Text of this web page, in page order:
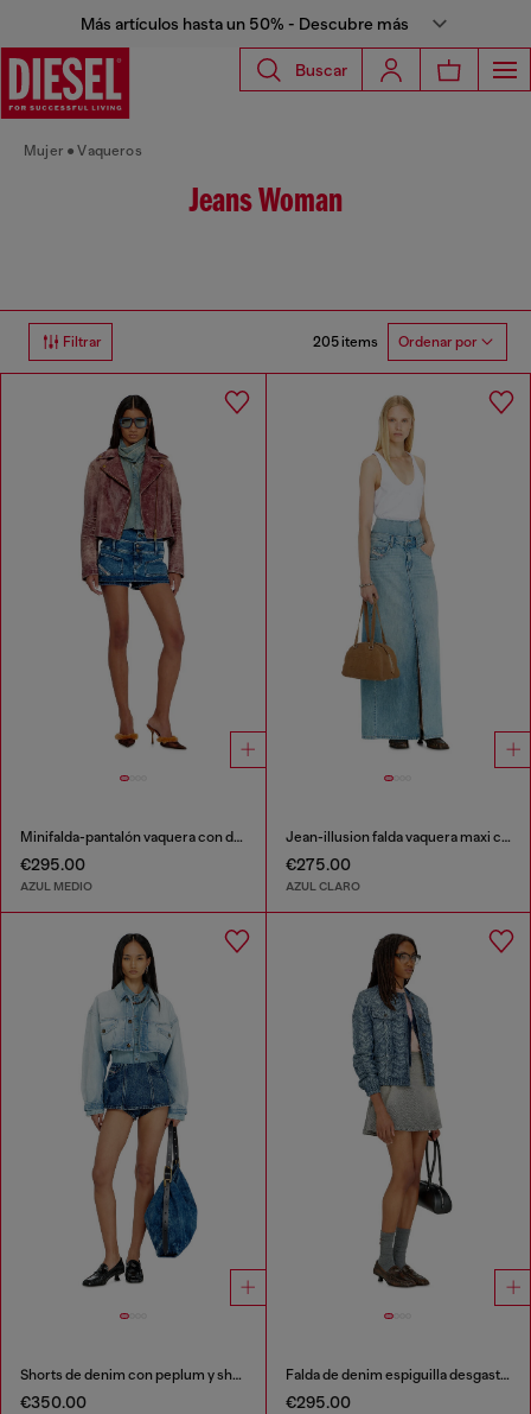
Más artículos hasta un 50% - Descubre más
Buscar
Mujer Vaqueros
Jeans Woman
Filtrar 205 items Ordenar por
Minifalda-pantalón vaquera con doble cintura
€295.00
AZUL MEDIO
Jean-illusion falda vaquera maxi con aberturas
€275.00
AZUL CLARO
Shorts de denim con peplum y shadow patches
€350.00
Falda de denim espiguilla desgastado
€295.00